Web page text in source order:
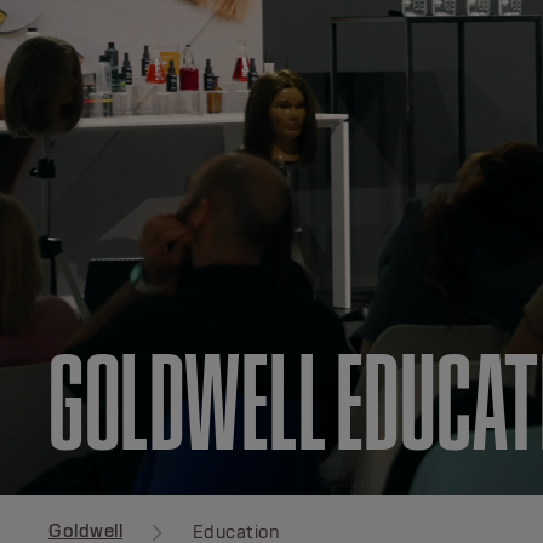
GOLDWELL
Goldwell Education